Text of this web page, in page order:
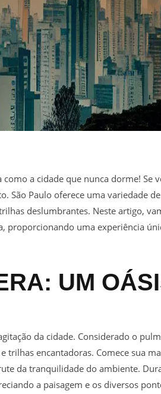
a cidade que nunca dorme! Se
São Paulo oferece uma variedade
deslumbrantes. Neste artigo,
proporcionando uma experiência
UM
da cidade. Considerado o
trilhas encantadoras. Comece sua
da tranquilidade do ambiente.
a paisagem e os diversos